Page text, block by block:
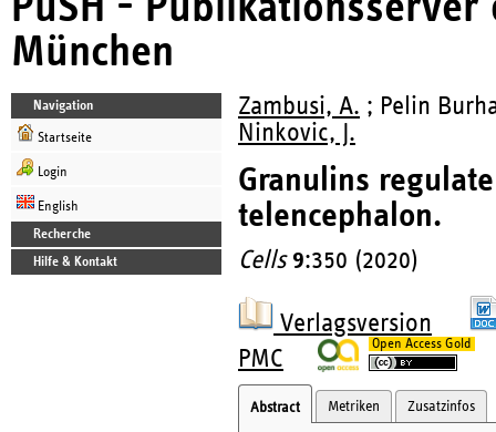
München
Navigation
Startseite
Login
English
Recherche
Hilfe & Kontakt
Zambusi, A. ; Pelin
Ninkovic, J.
Granulins
telencephalon.
Cells 9:350 (2020)
Verlagsversion
PMC
Open Access Gold
Abstract Metriken Zusatzinfos